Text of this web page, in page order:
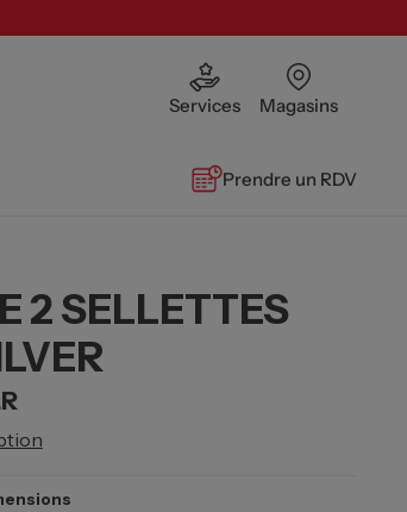
Services Magasins
Prendre un RDV
2 SELLETTES